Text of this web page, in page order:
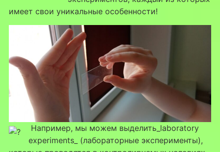
имеет свои уникальные особенности!
Например, мы можем выделить_laboratory
experiments_ (лабораторные эксперименты),